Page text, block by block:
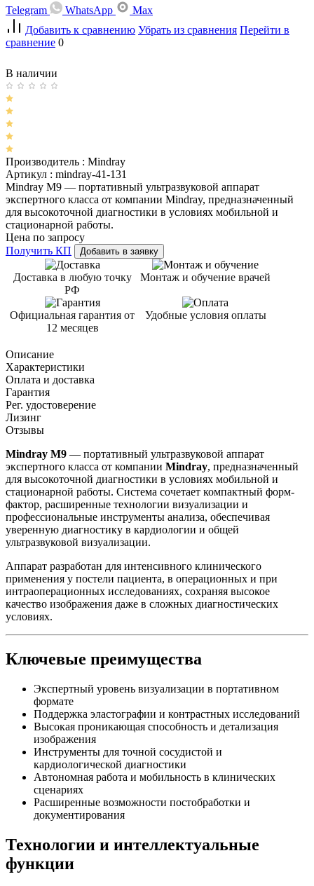
Telegram
WhatsApp
Max
Добавить к сравнению Убрать из сравнения Перейти в
сравнение 0
В наличии
Производитель : Mindray
Артикул : mindray-41-131
Mindray M9 — портативный ультразвуковой аппарат
экспертного класса от компании Mindray, предназначенный
для высокоточной диагностики в условиях мобильной и
стационарной работы.
Цена по запросу
Получить КП
Добавить в заявку
Доставка в любую точку
РФ
Монтаж и обучение врачей
Официальная гарантия от
12 месяцев
Удобные условия оплаты
Описание
Характеристики
Оплата и доставка
Гарантия
Рег. удостоверение
Лизинг
Отзывы
Mindray M9 — портативный ультразвуковой аппарат
экспертного класса от компании Mindray, предназначенный
для высокоточной диагностики в условиях мобильной и
стационарной работы. Система сочетает компактный форм-
фактор, расширенные технологии визуализации и
профессиональные инструменты анализа, обеспечивая
уверенную диагностику в кардиологии и общей
ультразвуковой визуализации.
Аппарат разработан для интенсивного клинического
применения у постели пациента, в операционных и при
интраоперационных исследованиях, сохраняя высокое
качество изображения даже в сложных диагностических
условиях.
Ключевые преимущества
Экспертный уровень визуализации в портативном
формате
Поддержка эластографии и контрастных исследований
Высокая проникающая способность и детализация
изображения
Инструменты для точной сосудистой и
кардиологической диагностики
Автономная работа и мобильность в клинических
сценариях
Расширенные возможности постобработки и
документирования
Технологии и интеллектуальные
функции